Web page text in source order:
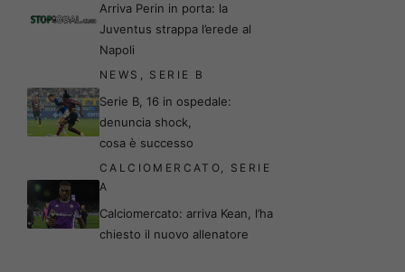
Arriva Perin in porta: la
Juventus strappa l’erede al
Napoli
NEWS , SERIE B
Serie B, 16 in ospedale:
denuncia shock,
cosa è successo
CALCIOMERCATO, SERIE
A
Calciomercato: arriva Kean, l’ha
chiesto il nuovo allenatore